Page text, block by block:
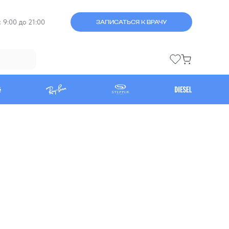
9:00 до 21:00 ЗАПИСАТЬСЯ К ВРАЧУ